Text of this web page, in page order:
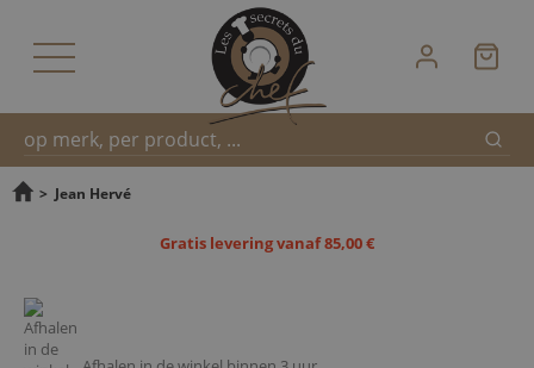
Snel
> Jean Hervé
Gratis levering vanaf 85,00 €